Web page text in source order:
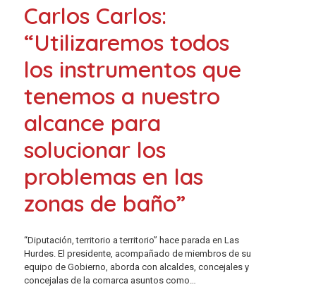
Carlos Carlos:
“Utilizaremos todos
los instrumentos que
tenemos a nuestro
alcance para
solucionar los
problemas en las
zonas de baño”
“Diputación, territorio a territorio” hace parada en Las
Hurdes. El presidente, acompañado de miembros de su
equipo de Gobierno, aborda con alcaldes, concejales y
concejalas de la comarca asuntos como…